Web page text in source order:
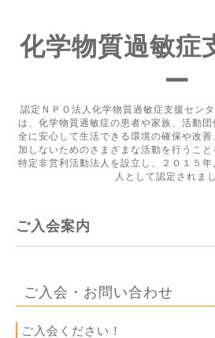
化学物質過敏症
ー
認定ＮＰＯ法人化学物質過敏症支援セン
は、化学物質過敏症の患者や家族、活動
全に安心して生活できる環境の確保や改
加しないためのさまざまな活動を行うこ
特定非営利活動法人を設立し、２０１５
人として認定されまし
ご入会案内
ご入会・お問い合わせ
ご入会ください！